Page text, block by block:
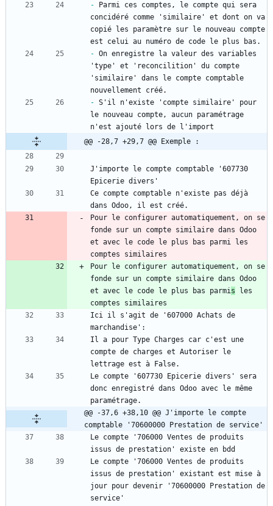
- Parmi ces comptes, le compte qui sera
concidéré comme 'similaire' et dont on va
copié les paramètre sur le nouveau compte
est celui au numéro de code le plus bas.
- On enregistre la valeur des variables
'type' et 'reconcilition' du compte
'similaire' dans le compte comptable
nouvellement créé.
- S'il n'existe 'compte similaire' pour
le nouveau compte, aucun paramétrage
n'est ajouté lors de l'import
@@ -28,7 +29,7 @@ Exemple :
J'importe le compte comptable '607730
Epicerie divers'
Ce compte comptable n'existe pas déjà
dans Odoo, il est créé.
Pour le configurer automatiquement, on se
fonde sur un compte similaire dans Odoo
et avec le code le plus bas parmi les
comptes similaires
Pour le configurer automatiquement, on se
fonde sur un compte similaire dans Odoo
et avec le code le plus bas parmis les
comptes similaires
Ici il s'agit de '607000 Achats de
marchandise':
Il a pour Type Charges car c'est une
compte de charges et Autoriser le
lettrage est à False.
Le compte '607730 Epicerie divers' sera
donc enregistré dans Odoo avec le même
paramétrage.
@@ -37,6 +38,10 @@ J'importe le compte
comptable '70600000 Prestation de service'
Le compte '706000 Ventes de produits
issus de prestation' existe en bdd
Le compte '706000 Ventes de produits
issus de prestation' existant est mise à
jour pour devenir '70600000 Prestation de
service'